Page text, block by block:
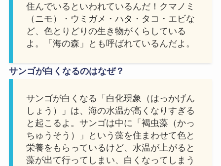
住んでいるといわれているんだ！クマノミ
（ニモ）・ウミガメ・ハタ・タコ・エビな
ど、色とりどりの生き物がくらしている
よ。「海の森」とも呼ばれているんだよ。
サンゴが白くなるのはなぜ？
サンゴが白くなる「白化現象（はっかげん
しょう）」は、海の水温が高くなりすぎる
と起こるよ。サンゴは中に「褐虫藻（かっ
ちゅうそう）」という藻を住まわせて色と
栄養をもらっているけど、水温が上がると
藻が出て行ってしまい、白くなってしまう